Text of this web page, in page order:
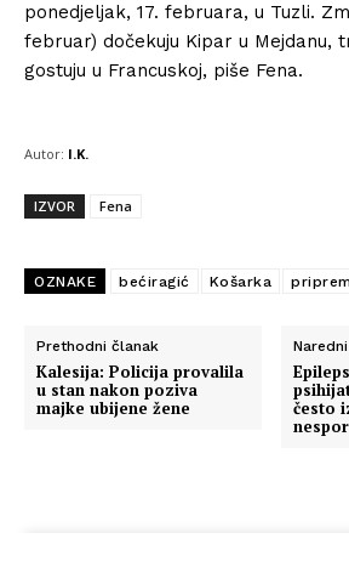
ponedjeljak, 17. februara, u Tuzli.
februar) dočekuju Kipar u Mejdanu,
gostuju u Francuskoj, piše Fena.
Autor: I.K.
IZVOR Fena
OZNAKE bećiragić Košarka
Prethodni članak
Kalesija: Policija provalila
u stan nakon poziva
majke ubijene žene
često